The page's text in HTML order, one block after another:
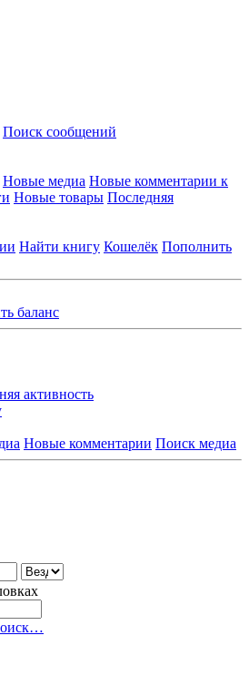
Поиск сообщений
Новые медиа Новые комментарии к
Новые товары Последняя
Найти книгу Кошелёк Пополнить
баланс
активность
Новые комментарии Поиск медиа